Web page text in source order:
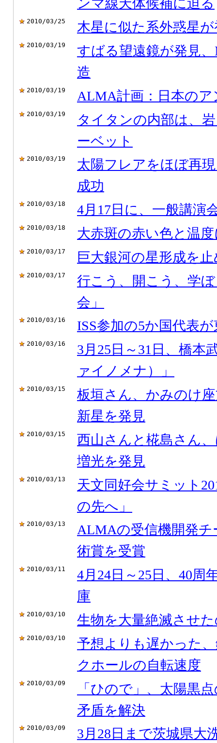
ンマ線天体候補に迫る
2010/03/25 木星に似た系外惑星
2010/03/19
すばる望遠鏡が発見
造
2010/03/19 ALMA計画：日本の
2010/03/19
タイタンの内部は、
ーベット
2010/03/19
太陽フレアをほぼ再
成功
2010/03/18 4月17日に、一般講演
2010/03/18 大赤斑の赤い色と温
2010/03/17 巨大銀河の星形成を
2010/03/17
行こう、開こう、学
会」
2010/03/16 ISS参加の5か国代表
2010/03/16
3月25日～31日、橋本
ァイノメナ）」
2010/03/15
板垣さん、かみのけ
新星を発見
2010/03/15
西山さんと椛島さん
増光を発見
2010/03/13
天文同好会サミット
の先へ」
2010/03/13
ALMAの受信機開発チ
術賞を受賞
2010/03/11
4月24日～25日、40周
庫
2010/03/10 生物を大量絶滅させ
2010/03/10
予想よりも遅かった
クホールの自転速度
2010/03/09
「ひので」、太陽黒
矛盾を解決
2010/03/09
3月28日まで茨城県大